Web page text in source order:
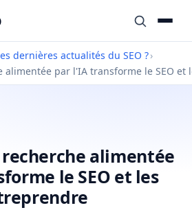
dernières actualités du SEO ?›
alimentée par l'IA transforme le SEO
alimentée
le SEO et les